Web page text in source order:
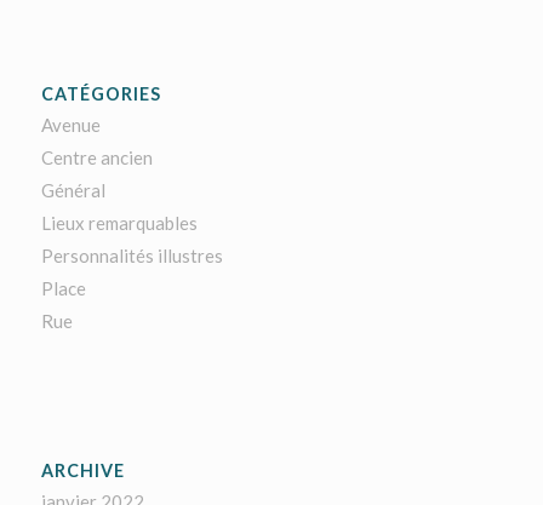
CATÉGORIES
Avenue
Centre ancien
Général
Lieux remarquables
Personnalités illustres
Place
Rue
ARCHIVE